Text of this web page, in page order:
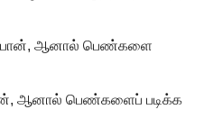
ஆனால் பெண்களை
ஆனால் பெண்களைப் படிக்க